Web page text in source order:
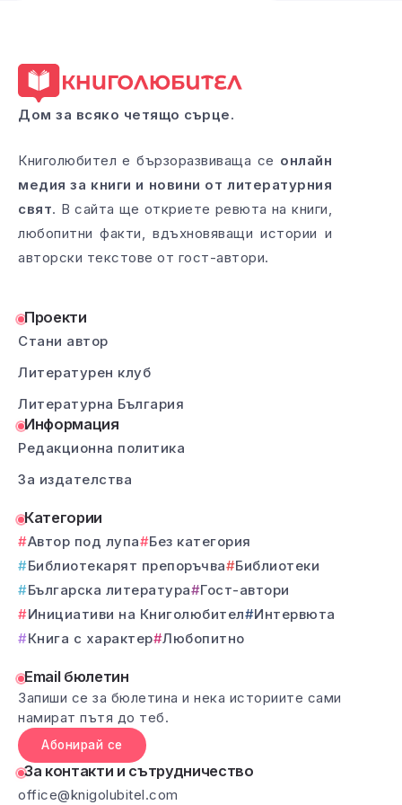
Дом за всяко четящо сърце.
Книголюбител е бързоразвиваща се онлайн
медия за книги и новини от литературния
свят. В сайта ще откриете ревюта на книги,
любопитни факти, вдъхновяващи истории и
авторски текстове от гост-автори.
Проекти
Стани автор
Литературен клуб
Литературна България
Информация
Редакционна политика
За издателства
Категории
Автор под лупа
Без категория
Библиотекарят препоръчва
Библиотеки
Българска литература
Гост-автори
Инициативи на Книголюбител
Интервюта
Книга с характер Любопитно
Email бюлетин
Запиши се за бюлетина и нека историите сами
намират пътя до теб.
Абонирай се
За контакти и сътрудничество
office@knigolubitel.com